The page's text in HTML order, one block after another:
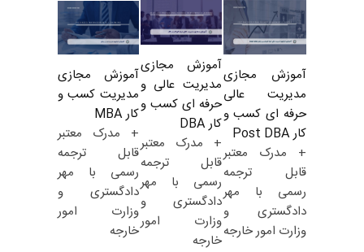
آموزش مجازی
مدیریت عالی
حرفه ای کسب و
کار Post DBA
+ مدرک معتبر
قابل ترجمه
رسمی با مهر
دادگستری و
وزارت امور خارجه
آموزش مجازی
مدیریت عالی و
حرفه ای کسب و
کار DBA
+ مدرک معتبر
قابل ترجمه
رسمی با مهر
دادگستری و
وزارت امور
خارجه
آموزش مجازی
مدیریت کسب و
کار MBA
+ مدرک معتبر
قابل ترجمه
رسمی با مهر
دادگستری و
وزارت امور
خارجه